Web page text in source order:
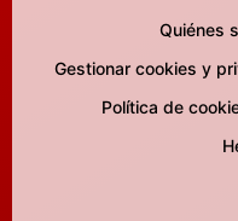
Quiénes
Gestionar cookies y
Política de